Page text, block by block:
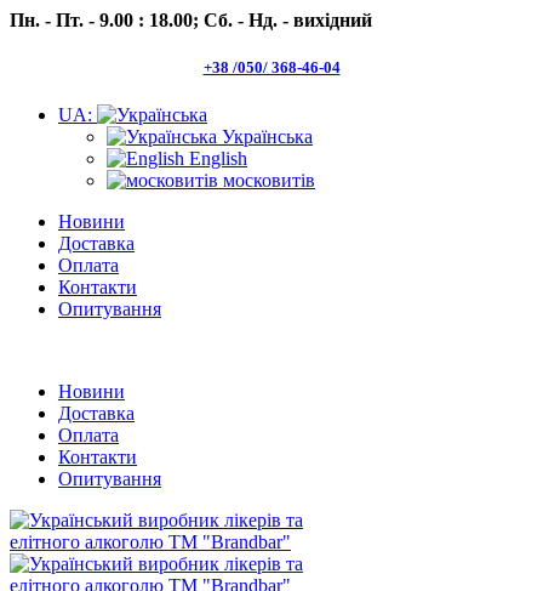
Пн. - Пт. - 9.00 : 18.00; Сб. - Нд. - вихідний
+38 /050/ 368-46-04
UA:
Українська
English
московитів
Новини
Доставка
Оплата
Контакти
Опитування
Новини
Доставка
Оплата
Контакти
Опитування